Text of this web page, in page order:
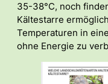
35-38°C, noch
Kältestarre
Temperaturen in
ohne Energie zu